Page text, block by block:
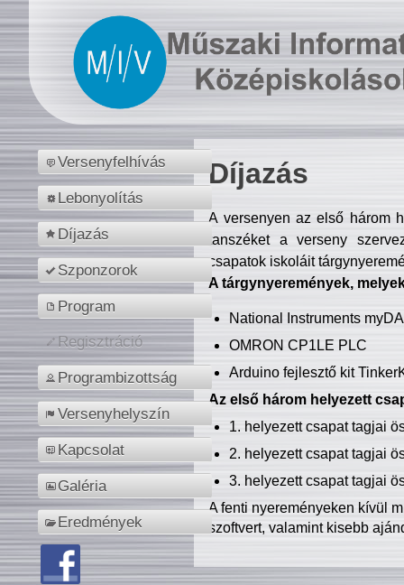
Versenyfelhívás
Lebonyolítás
Díjazás
Szponzorok
Program
Regisztráció
Programbizottság
Versenyhelyszín
Kapcsolat
Galéria
Eredmények
Díjazás
A versenyen az első három
tanszéket a verseny
csapatok iskoláit
A tárgynyeremények,
National Instruments
OMRON CP1LE PLC
Arduino fejlesztő kit
Az első három helyezett
1. helyezett csapat tagjai
2. helyezett csapat tagjai
3. helyezett csapat tagjai
A fenti nyereményeken kívül
szoftvert, valamint kisebb